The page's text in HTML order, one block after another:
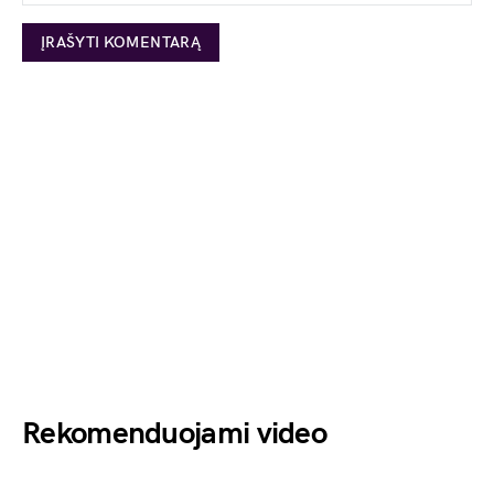
Rekomenduojami video